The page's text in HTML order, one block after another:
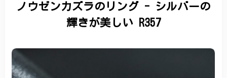
ノウゼンカズラのリング - シルバーの
輝きが美しい R357